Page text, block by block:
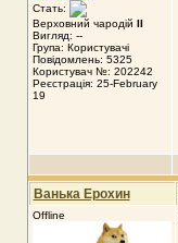
Стать:
Верховний чародій II
Вигляд: --
Група: Користувачі
Повідомлень: 5325
Користувач №: 202242
Реєстрація: 25-February
19
Ванька Ерохин
Offline